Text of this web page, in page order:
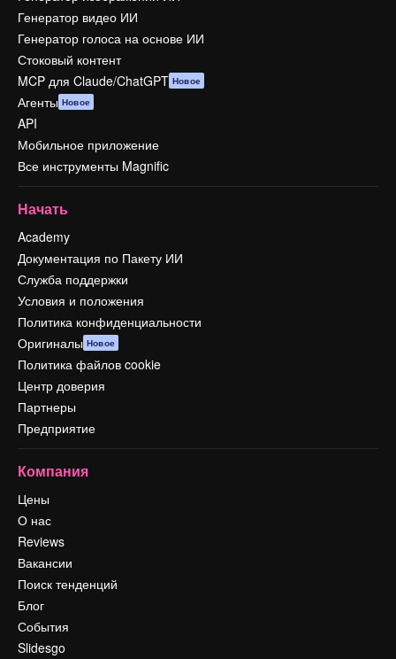
Генератор видео ИИ
Генератор голоса на основе ИИ
Стоковый контент
MCP для Claude/ChatGPT Новое
Агенты Новое
API
Мобильное приложение
Все инструменты Magnific
Начать
Academy
Документация по Пакету ИИ
Служба поддержки
Условия и положения
Политика конфиденциальности
Оригиналы Новое
Политика файлов cookie
Центр доверия
Партнеры
Предприятие
Компания
Цены
О нас
Reviews
Вакансии
Поиск тенденций
Блог
События
Slidesgo